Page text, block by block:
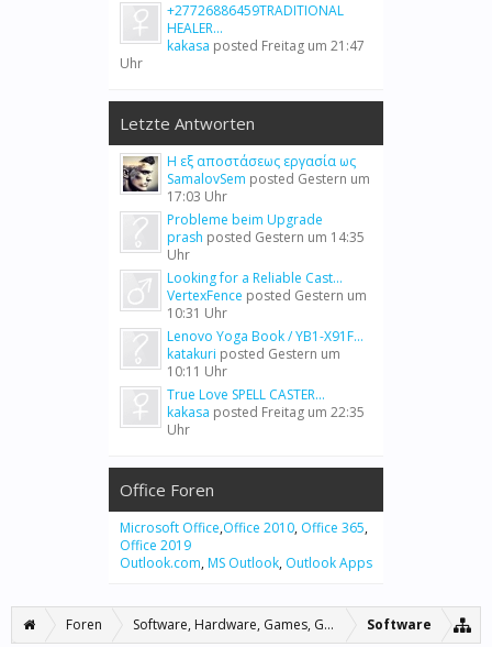
+27726886459TRADITIONAL
HEALER...
kakasa posted Freitag um 21:47
Uhr
Letzte Antworten
Η εξ αποστάσεως εργασία ως
SamalovSem posted Gestern um
17:03 Uhr
Probleme beim Upgrade
prash posted Gestern um 14:35
Uhr
Looking for a Reliable Cast...
VertexFence posted Gestern um
10:31 Uhr
Lenovo Yoga Book / YB1-X91F...
katakuri posted Gestern um
10:11 Uhr
True Love SPELL CASTER...
kakasa posted Freitag um 22:35
Uhr
Office Foren
Microsoft Office,Office 2010, Office 365,
Office 2019
Outlook.com, MS Outlook, Outlook Apps
Foren Software, Hardware, Games, Grafiken Software